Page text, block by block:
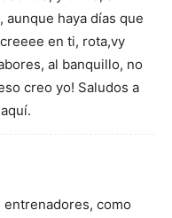
haya días que
en ti, rota,vy
al banquillo, no
creo yo! Saludos a
como